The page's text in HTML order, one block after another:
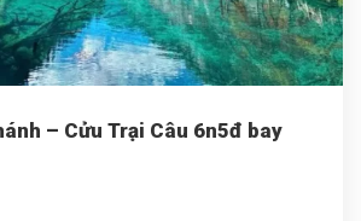
– Cửu Trại Câu 6n5đ bay